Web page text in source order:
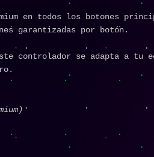
en todos los botones
garantizadas por botón.
controlador se adapta a tu